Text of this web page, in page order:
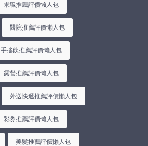
求職推薦評價懶人包
醫院推薦評價懶人包
手搖飲推薦評價懶人包
露營推薦評價懶人包
外送快遞推薦評價懶人包
彩券推薦評價懶人包
美髮推薦評價懶人包